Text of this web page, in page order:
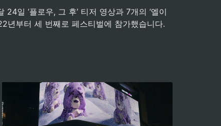
일 ‘플로우, 그 후’ 티저 영상과 7개의 ‘엘이
년부터 세 번째로 페스티벌에 참가했습니다.